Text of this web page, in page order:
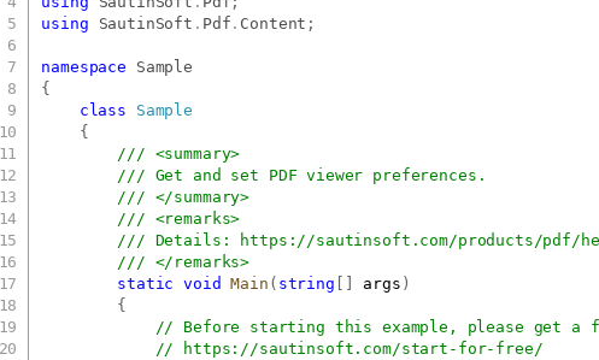
using
SautinSoft . Pdf . Content ;
namespace
Sample
{
class
Sample
{
/// <summary>
/// Get and set PDF viewer preferences.
/// </summary>
/// <remarks>
/// Details:
https://sautinsoft.com/products/pdf/
/// </remarks>
static
void Main ( string args )
{
// Before starting this example, please get
//
https://sautinsoft.com/start-for-free/